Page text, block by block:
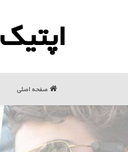
اپتیك
صفحه اصلی